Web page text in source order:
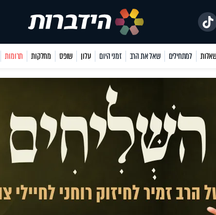
למתחילים שאל את הרב זמני היום עלון שופס מחלקות תרומות